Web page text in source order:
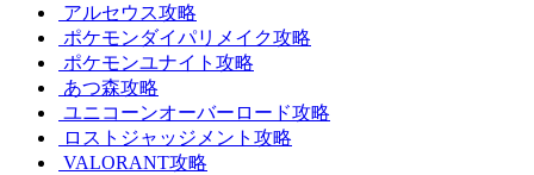
アルセウス攻略
ポケモンダイパリメイク攻略
ポケモンユナイト攻略
あつ森攻略
ユニコーンオーバーロード攻略
ロストジャッジメント攻略
VALORANT攻略